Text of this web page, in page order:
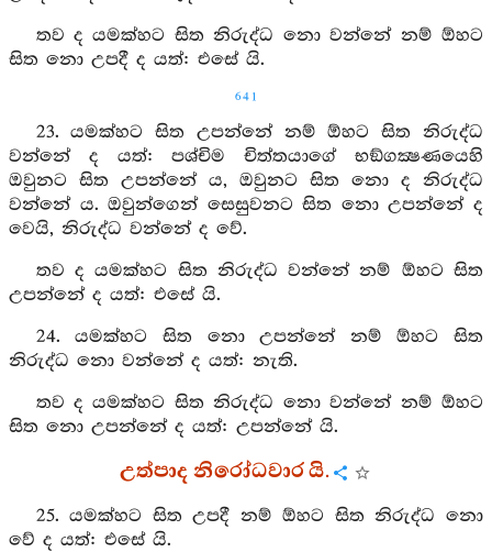
තව ද යමක්හට සිත නිරුද්ධ නො වන්නේ නම් ඕහට
සිත නො උපදී ද යත්: එසේ යි.
641
23. යමක්හට සිත උපන්නේ නම් ඕහට සිත නිරුද්ධ
වන්නේ ද යත්: පශ්චිම චිත්තයාගේ භඞ්ගක්‍ෂණයෙහි
ඔවුනට සිත උපන්නේ ය, ඔවුනට සිත නො ද නිරුද්ධ
වන්නේ ය. ඔවුන්ගෙන් සෙසුවනට සිත නො උපන්නේ ද
වෙයි, නිරුද්ධ වන්නේ ද වේ.
තව ද යමක්හට සිත නිරුද්ධ වන්නේ නම් ඕහට සිත
උපන්නේ ද යත්: එසේ යි.
24. යමක්හට සිත නො උපන්නේ නම් ඕහට සිත
නිරුද්ධ නො වන්නේ ද යත්: නැති.
තව ද යමක්හට සිත නිරුද්ධ නො වන්නේ නම් ඕහට
සිත නො උපන්නේ ද යත්: උපන්නේ යි.
උත්පාද නිරෝධවාර යි.
25. යමක්හට සිත උපදී නම් ඕහට සිත නිරුද්ධ නො
වේ ද යත්: එසේ යි.